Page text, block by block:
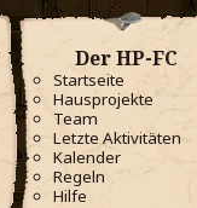
Der HP-FC
Startseite
Hausprojekte
Team
Letzte Aktivitäten
Kalender
Regeln
Hilfe